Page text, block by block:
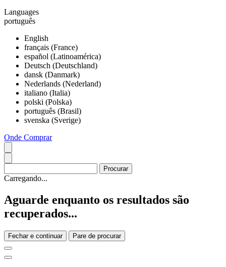
Languages
português
English
français (France)
español (Latinoamérica)
Deutsch (Deutschland)
dansk (Danmark)
Nederlands (Nederland)
italiano (Italia)
polski (Polska)
português (Brasil)
svenska (Sverige)
Onde Comprar
Carregando...
Aguarde enquanto os resultados são
recuperados...
Fechar e continuar Pare de procurar